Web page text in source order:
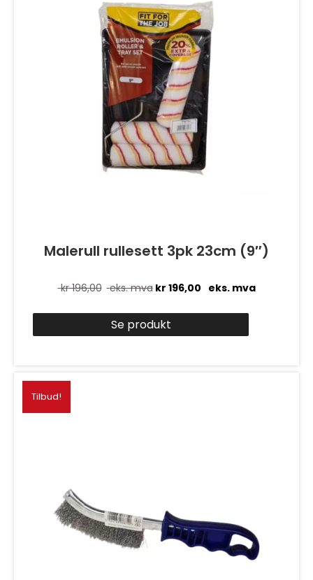
Malerull rullesett 3pk 23cm (9″)
kr196,00 eks. mva kr 196,00 eks. mva
Se produkt
Tilbud!